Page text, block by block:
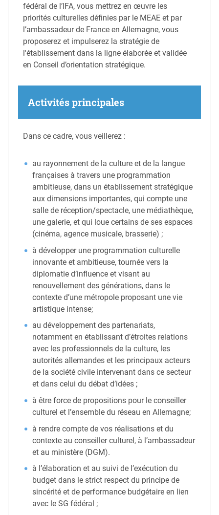
fédéral de l’IFA, vous mettrez en œuvre les
priorités culturelles définies par le MEAE et par
l’ambassadeur de France en Allemagne, vous
proposerez et impulserez la stratégie de
l'établissement dans la ligne élaborée et validée
en Conseil d’orientation stratégique.
Activités principales
Dans ce cadre, vous veillerez :
au rayonnement de la culture et de la langue
françaises à travers une programmation
ambitieuse, dans un établissement stratégique
aux dimensions importantes, qui compte une
salle de réception/spectacle, une médiathèque,
une galerie, et qui loue certains de ses espaces
(cinéma, agence musicale, brasserie) ;
à développer une programmation culturelle
innovante et ambitieuse, tournée vers la
diplomatie d’influence et visant au
renouvellement des générations, dans le
contexte d’une métropole proposant une vie
artistique intense;
au développement des partenariats,
notamment en établissant d’étroites relations
avec les professionnels de la culture, les
autorités allemandes et les principaux acteurs
de la société civile intervenant dans ce secteur
et dans celui du débat d’idées ;
à être force de propositions pour le conseiller
culturel et l’ensemble du réseau en Allemagne;
à rendre compte de vos réalisations et du
contexte au conseiller culturel, à l’ambassadeur
et au ministère (DGM).
à l’élaboration et au suivi de l’exécution du
budget dans le strict respect du principe de
sincérité et de performance budgétaire en lien
avec le SG fédéral ;